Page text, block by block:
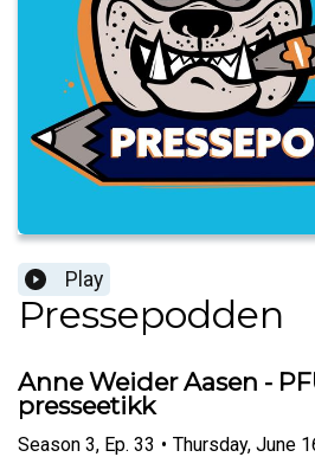
Play
Pressepodden
Anne Weider Aasen -
presseetikk
Season 3, Ep. 33 • Thursday, June